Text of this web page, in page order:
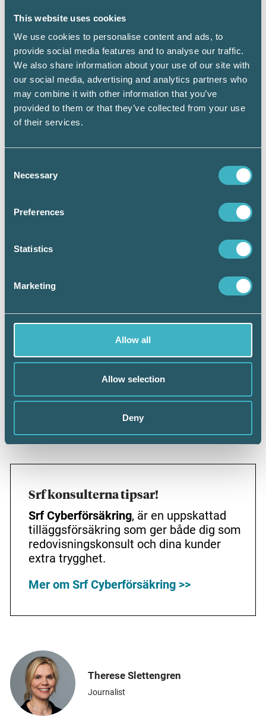
This website uses cookies
We use cookies to personalise content and ads, to
provide social media features and to analyse our traffic.
We also share information about your use of our site with
our social media, advertising and analytics partners who
may combine it with other information that you’ve
provided to them or that they’ve collected from your use
of their services.
Selection
Necessary
Preferences
Statistics
Marketing
Allow all
Allow selection
Deny
Håll alla system och programvaror
uppdaterade för att täppa till säkerhetshål och
minska risken för intrång.
Verifiera leverantörer och kunder
Kontrollera leverantörers och kunders
bakgrund och pålitlighet innan du etablerar
affärsrelationer.
parter.
Upprätta en incidenthanteringsplan
Skapa en plan för hur företaget ska agera om
anmäl alltid till Polisen om du blivit utsatt för
bedrägeri!
Genom att hålla sig uppdaterad om vilka metoder
bedragarna använder kan företagarna minska risken för
brott enligt Lena Nitz.
Srf konsulterna tipsar!
Srf Cyberförsäkring, är en uppskattad
tilläggsförsäkring som ger både dig som
redovisningskonsult och dina kunder
extra trygghet.
Mer om Srf Cyberförsäkring >>
Therese Slettengren
Journalist